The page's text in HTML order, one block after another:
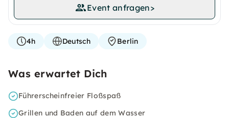
Event anfragen>
4h Deutsch Berlin
Was erwartet Dich
Führerscheinfreier Floßspaß
Grillen und Baden auf dem Wasser